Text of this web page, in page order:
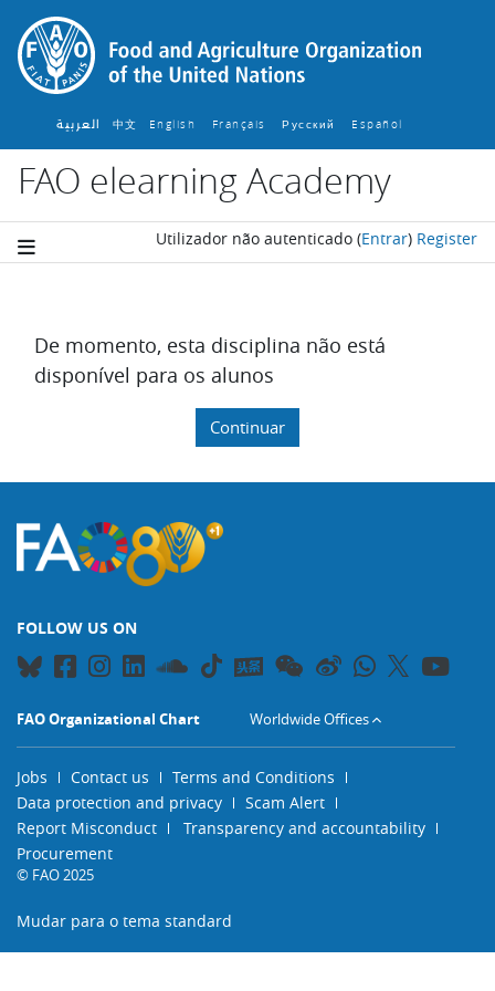
Ir para o conteúdo principal
العربية 中文 English ‎ Français ‎ Русский ‎ Español ‎
FAO elearning Academy
Utilizador não autenticado (Entrar) Register
De momento, esta disciplina não está
disponível para os alunos
Continuar
FOLLOW US ON
FAO Organizational Chart Worldwide Offices
Jobs Contact us
Terms and Conditions
Data protection and privacy
Scam Alert
Report Misconduct
Transparency and accountability
Procurement
© FAO 2025
Mudar para o tema standard